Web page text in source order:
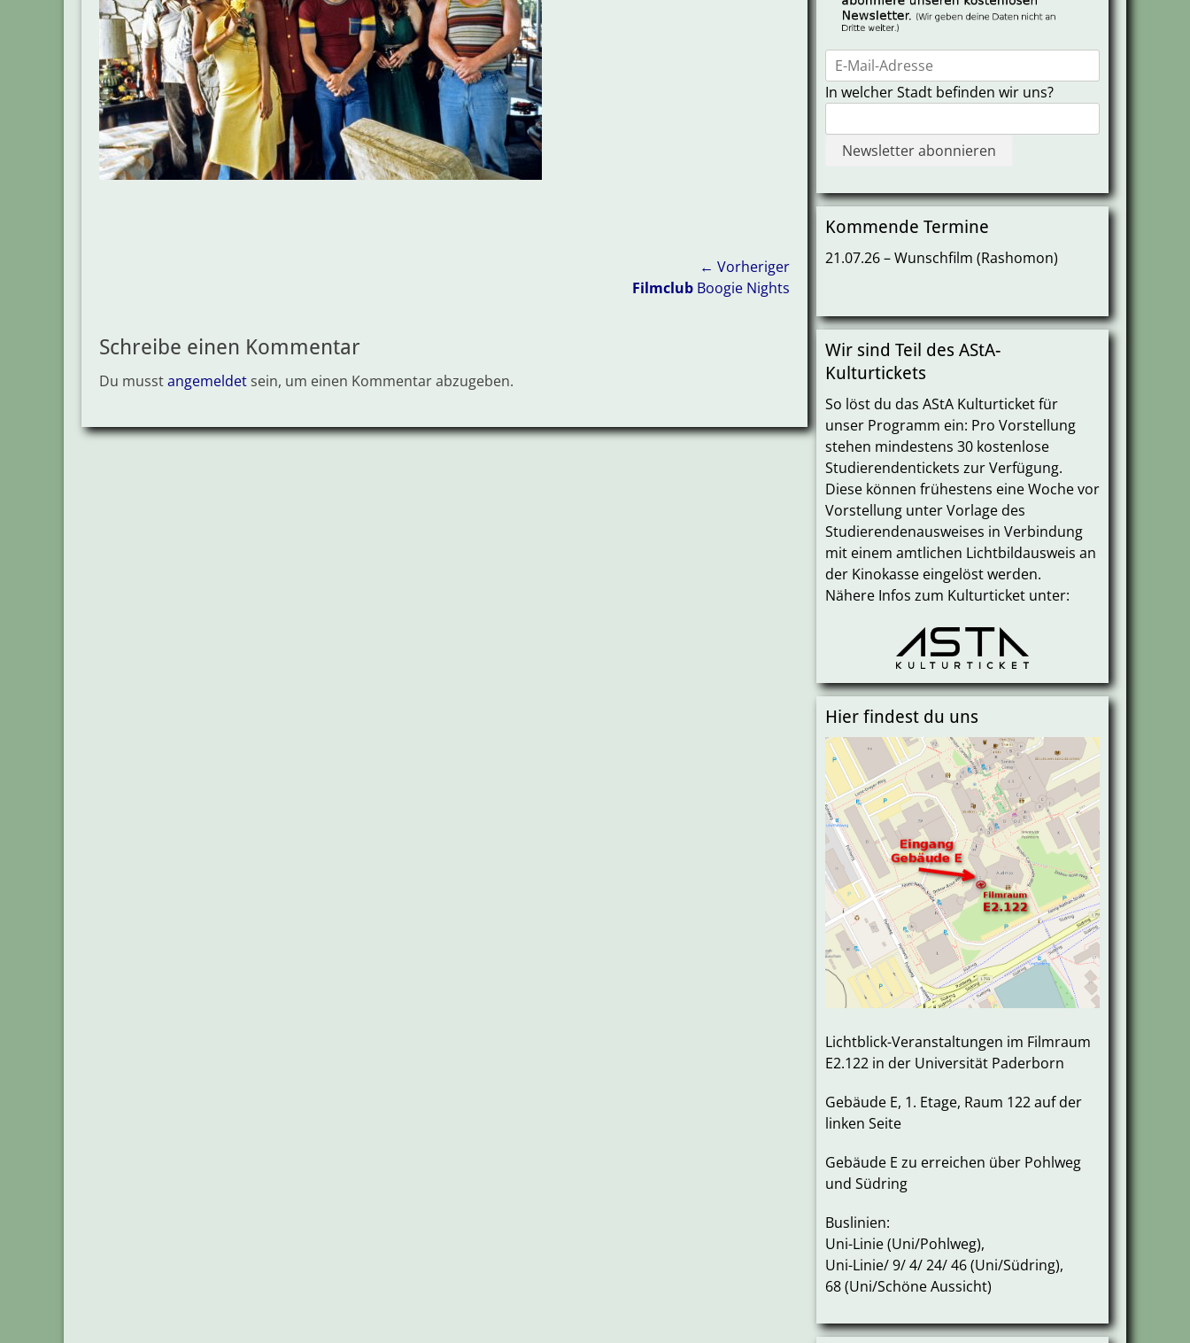
← Vorheriger
Filmclub Boogie Nights
Schreibe einen Kommentar
Du musstangemeldet sein, um einen Kommentar abzugeben.
In welcher Stadt befinden wir uns?
Kommende Termine
21.07.26 – Wunschfilm (Rashomon)
Wir sind Teil des AStA-
Kulturtickets
So löst du das AStA Kulturticket für
unser Programm ein: Pro Vorstellung
stehen mindestens 30 kostenlose
Studierendentickets zur Verfügung.
Diese können frühestens eine Woche vor
Vorstellung unter Vorlage des
Studierendenausweises in Verbindung
mit einem amtlichen Lichtbildausweis an
der Kinokasse eingelöst werden.
Nähere Infos zum Kulturticket unter:
Hier findest du uns
Lichtblick-Veranstaltungen im Filmraum
E2.122 in der Universität Paderborn
Gebäude E, 1. Etage, Raum 122 auf der
linken Seite
Gebäude E zu erreichen über Pohlweg
und Südring
Buslinien:
Uni-Linie (Uni/Pohlweg),
Uni-Linie/ 9/ 4/ 24/ 46 (Uni/Südring),
68 (Uni/Schöne Aussicht)